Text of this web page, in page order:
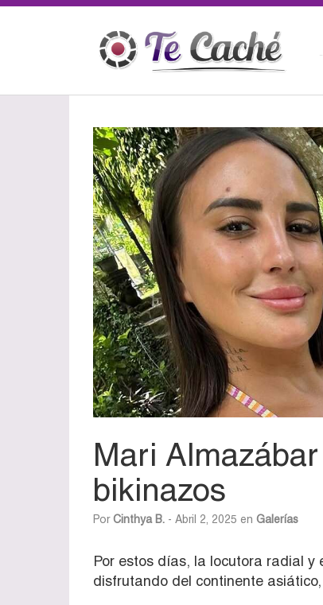
Mari
bikinazos
PorCinthya B. - Abril 2, 2025 en Galerías
Por estos días, la locutora radial y
disfrutando del continente